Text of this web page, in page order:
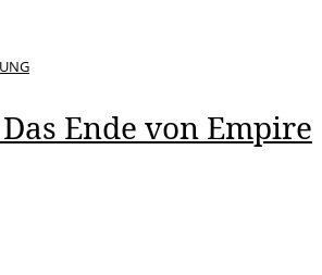
Ende von Empire